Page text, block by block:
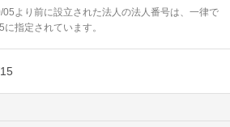
より前に設立された法人の法人番号は、一律で
指定されています。